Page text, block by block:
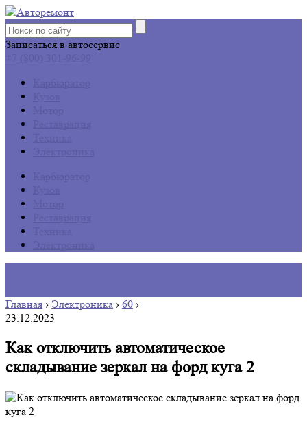
Записаться в автосервис
Главная › Электроника › 60 ›
23.12.2023
Как отключить автоматическое
складывание зеркал на форд куга 2